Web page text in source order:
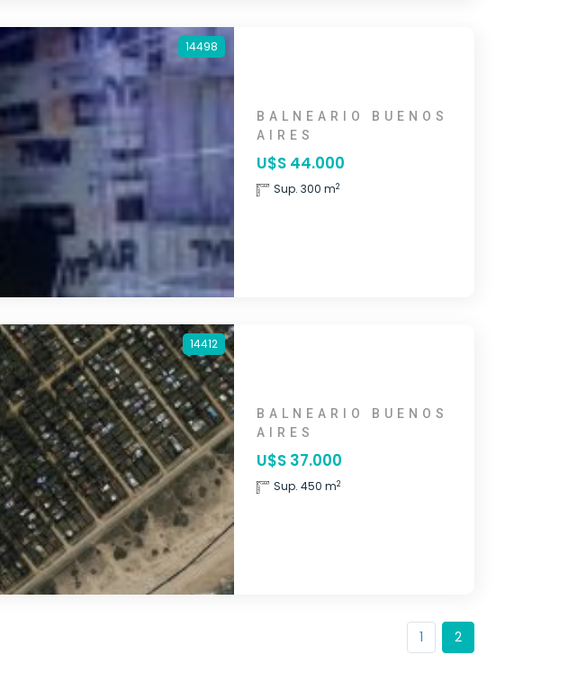
14498
BALNEARIO BUENOS
AIRES
U$S 44.000
Sup. 300 m2
14412
BALNEARIO BUENOS
AIRES
U$S 37.000
Sup. 450 m2
1 2